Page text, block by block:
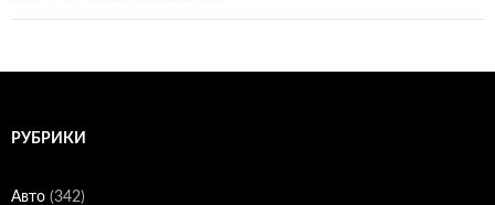
РУБРИКИ
Авто (342)